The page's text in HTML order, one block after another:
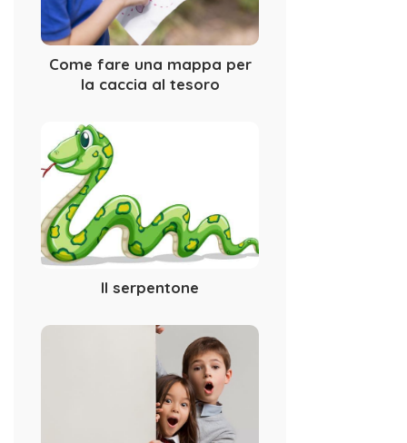
Come fare una mappa per
la caccia al tesoro
Il serpentone